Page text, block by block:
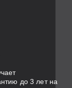
до 3 лет на